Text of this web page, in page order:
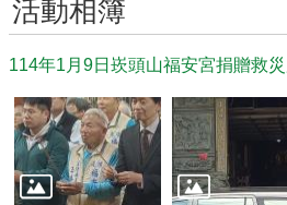
活動相簿
114年1月9日崁頭山福安宮捐贈救